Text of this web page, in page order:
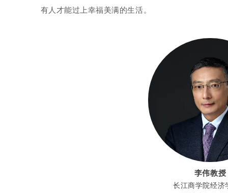
有人才能过上幸福美满的生活。
李伟教授
长江商学院经济